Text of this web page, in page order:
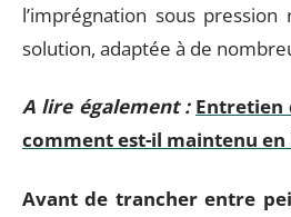
l’imprégnation sous
solution, adaptée à de
A lire également : Entretien
comment est-il maintenu en
Avant de trancher entre